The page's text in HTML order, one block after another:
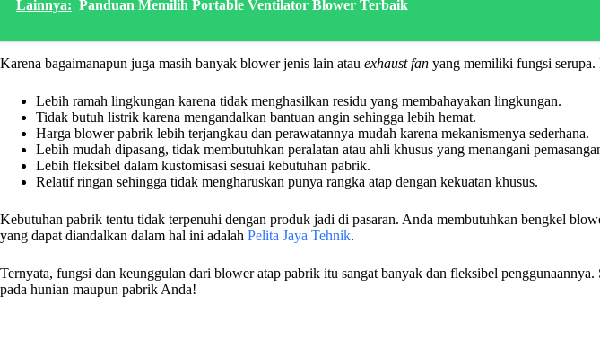
Lainnya: Panduan Memilih Portable Ventilator Blower Terbaik
Karena bagaimanapun juga masih banyak blower jenis lain atau exhaust fan yang memiliki fungsi
Lebih ramah lingkungan karena tidak menghasilkan residu yang membahayakan lingkungan.
Tidak butuh listrik karena mengandalkan bantuan angin sehingga lebih hemat.
Harga blower pabrik lebih terjangkau dan perawatannya mudah karena mekanismenya sederhana.
Lebih mudah dipasang, tidak membutuhkan peralatan atau ahli khusus yang menangani
Lebih fleksibel dalam kustomisasi sesuai kebutuhan pabrik.
Relatif ringan sehingga tidak mengharuskan punya rangka atap dengan kekuatan khusus.
Kebutuhan pabrik tentu tidak terpenuhi dengan produk jadi di pasaran. Anda membutuhkan bengkel
yang dapat diandalkan dalam hal ini adalah Pelita Jaya Tehnik.
Ternyata, fungsi dan keunggulan dari blower atap pabrik itu sangat banyak dan fleksibel
pada hunian maupun pabrik Anda!